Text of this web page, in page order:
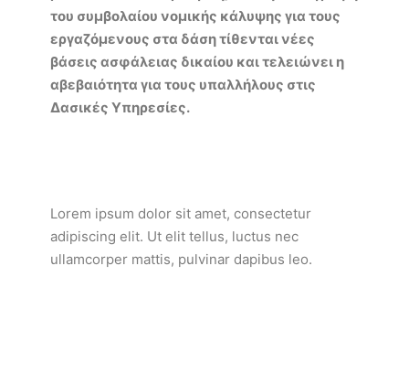
του συμβολαίου νομικής κάλυψης για τους
εργαζόμενους στα δάση τίθενται νέες
βάσεις ασφάλειας δικαίου και τελειώνει η
αβεβαιότητα για τους υπαλλήλους στις
Δασικές Υπηρεσίες.
Lorem ipsum dolor sit amet, consectetur
adipiscing elit. Ut elit tellus, luctus nec
ullamcorper mattis, pulvinar dapibus leo.